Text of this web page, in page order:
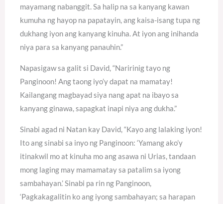
mayamang nabanggit. Sa halip na sa kanyang kawan
kumuha ng hayop na papatayin, ang kaisa-isang tupa ng
dukhang iyon ang kanyang kinuha. At iyon ang inihanda
niya para sa kanyang panauhin.”
Napasigaw sa galit si David, “Naririnig tayo ng
Panginoon! Ang taong iyo’y dapat na mamatay!
Kailangang magbayad siya nang apat na ibayo sa
kanyang ginawa, sapagkat inapi niya ang dukha.”
Sinabi agad ni Natan kay David, “Kayo ang lalaking iyon!
Ito ang sinabi sa inyo ng Panginoon: ‘Yamang ako’y
itinakwil mo at kinuha mo ang asawa ni Urias, tandaan
mong laging may mamamatay sa patalim sa iyong
sambahayan.’ Sinabi pa rin ng Panginoon,
‘Pagkakagalitin ko ang iyong sambahayan; sa harapan